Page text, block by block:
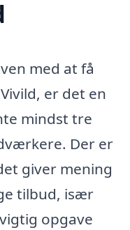
med at få
er det en
mindst tre
Der er
giver mening
tilbud, især
opgave